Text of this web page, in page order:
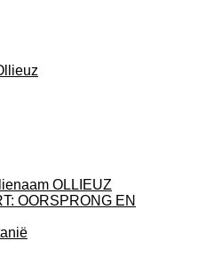
OLLIEUZ
OORSPRONG EN